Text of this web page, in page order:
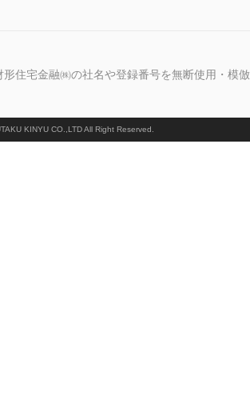
形住宅金融㈱の社名や登録番号を無断使用・模
KINYU CO.,LTD All Right Reserved.